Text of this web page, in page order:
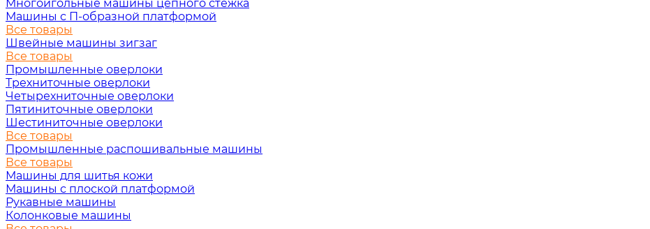
Многоигольные машины цепного стежка
Машины с П-образной платформой
Все товары
Швейные машины зигзаг
Все товары
Промышленные оверлоки
Трехниточные оверлоки
Четырехниточные оверлоки
Пятиниточные оверлоки
Шестиниточные оверлоки
Все товары
Промышленные распошивальные машины
Все товары
Машины для шитья кожи
Машины с плоской платформой
Рукавные машины
Колонковые машины